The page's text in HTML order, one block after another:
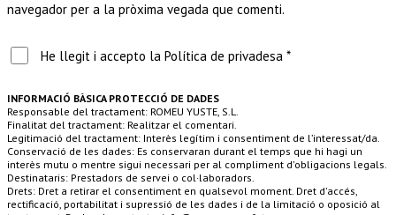
navegador per a la pròxima vegada que comenti.
He llegit i accepto la Política de privadesa *
INFORMACIÓ BÀSICA PROTECCIÓ DE DADES
Responsable del tractament: ROMEU YUSTE, S.L.
Finalitat del tractament: Realitzar el comentari.
Legitimació del tractament: Interès legítim i consentiment de l’interessat/da.
Conservació de les dades: Es conservaran durant el temps que hi hagi un
interès mutu o mentre sigui necessari per al compliment d'obligacions legals.
Destinataris: Prestadors de servei o col·laboradors.
Drets: Dret a retirar el consentiment en qualsevol moment. Dret d'accés,
rectificació, portabilitat i supressió de les dades i de la limitació o oposició al